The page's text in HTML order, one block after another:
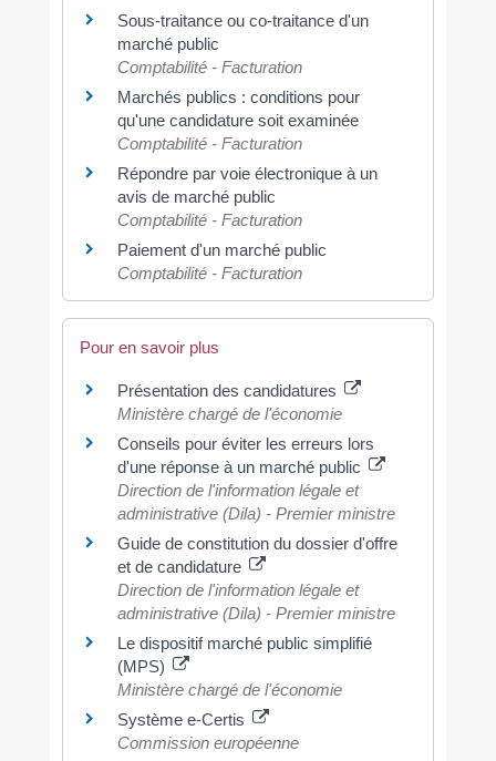
Sous-traitance ou co-traitance d'un
marché public
Comptabilité - Facturation
Marchés publics : conditions pour
qu'une candidature soit examinée
Comptabilité - Facturation
Répondre par voie électronique à un
avis de marché public
Comptabilité - Facturation
Paiement d'un marché public
Comptabilité - Facturation
Pour en savoir plus
Présentation des candidatures
Ministère chargé de l'économie
Conseils pour éviter les erreurs lors
d'une réponse à un marché public
Direction de l'information légale et
administrative (Dila) - Premier ministre
Guide de constitution du dossier d'offre
et de candidature
Direction de l'information légale et
administrative (Dila) - Premier ministre
Le dispositif marché public simplifié
(MPS)
Ministère chargé de l'économie
Système e-Certis
Commission européenne